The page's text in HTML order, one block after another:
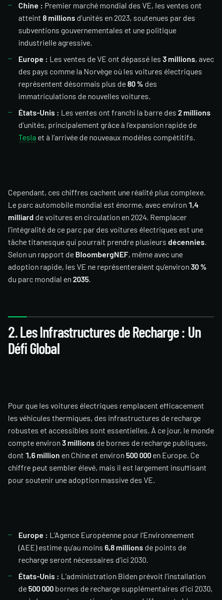
Chine : Premier marché mondial des VE, les ventes ont
atteint 8 millionsd’unités en 2023, soutenues par des
subventions gouvernementales et une politique
industrielle agressive.
Europe : Les ventes de VE ont dépassé les 3 millions, avec
des pays comme la Norvège où les voitures électriques
représentent désormais plus de80 % des
immatriculations de nouvelles voitures.
États-Unis : Les ventes ont franchi la barre des 2 millions
d’unités, principalement grâce à l’expansion rapide de
Tesla et à l’arrivée de nouveaux modèles compétitifs.
Cependant, ces chiffres cachent une réalité plus complexe.
Le parc automobile mondial est énorme, avec environ 1,4
milliard de voitures en circulation en 2024. Remplacer
l’intégralité de ce parc par des voitures électriques est une
tâche titanesque qui pourrait prendre plusieurs décennies.
Selon un rapport de BloombergNEF, même avec une
adoption rapide, les VE ne représenteraient qu’environ30 %
du parc mondial en2035.
2. Les Infrastructures de Recharge : Un
Défi Global
Pour que les voitures électriques remplacent efficacement
les véhicules thermiques, des infrastructures de recharge
robustes et accessibles sont essentielles. À ce jour, le monde
compte environ3 millionsde bornes de recharge publiques,
dont 1,6 million en Chine et environ500 000en Europe. Ce
chiffre peut sembler élevé, mais il est largement insuffisant
pour soutenir une adoption massive des VE.
Europe : L’Agence Européenne pour l’Environnement
(AEE) estime qu’au moins 6,8 millionsde points de
recharge seront nécessaires d’ici 2030.
États-Unis : L’administration Biden prévoit l’installation
de500 000bornes de recharge supplémentaires d’ici 2030,